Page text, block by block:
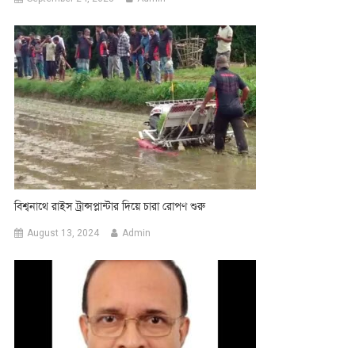
বিশ্বনাথে রাইস ট্রান্সপ্লান্টার দিয়ে চারা রোপণ শুরু
August 13, 2024 Admin